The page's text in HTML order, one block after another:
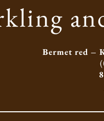
Bermet red –